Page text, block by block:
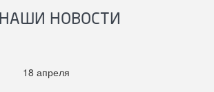
НАШИ НОВОСТИ
18 апреля